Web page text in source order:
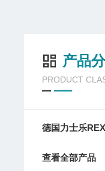
产品
PRODUCT
德国力士乐
查看全部产品